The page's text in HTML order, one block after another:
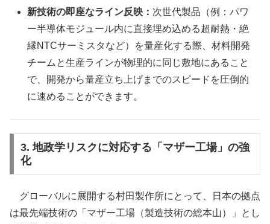
新技術の即座なライン反映： 次世代製品（例：パワ
ー半導体モジュール内に直接埋め込める超耐熱・絶
縁NTCサーミスタなど）を量産化する際、材料開発
チームと生産ラインが物理的に同じ敷地にあること
で、開発から量産立ち上げまでのスピードを圧倒的
に速めることができます。
3. 地政学リスクに対応する「マザー工場」の強
化
グローバルに展開する村田製作所にとって、日本の拠点
は最先端技術の「マザー工場（製造技術の総本山）」とし